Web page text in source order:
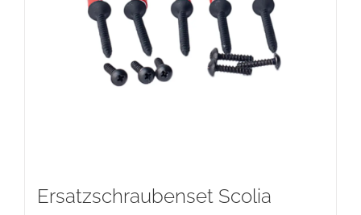
Ersatzschraubenset Scolia